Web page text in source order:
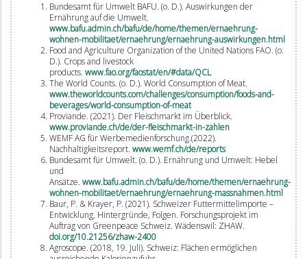
Bundesamt für Umwelt BAFU. (o. D.). Auswirkungen der
Ernährung auf die Umwelt.
www.bafu.admin.ch/bafu/de/home/themen/ernaehrung-
wohnen-mobilitaet/ernaehrung/ernaehrung-auswirkungen.html
Food and Agriculture Organization of the United Nations FAO. (o.
D.). Crops and livestock
products. www.fao.org/faostat/en/#data/QCL
The World Counts. (o. D.). World Consumption of Meat.
www.theworldcounts.com/challenges/consumption/foods-and-
beverages/world-consumption-of-meat
Proviande. (2021). Der Fleischmarkt im Überblick.
www.proviande.ch/de/der-fleischmarkt-in-zahlen
WEMF AG für Werbemedienforschung.(2022).
Nachhaltigkeitsreport. www.wemf.ch/de/reports
Bundesamt für Umwelt. (o. D.). Ernährung und Umwelt: Hebel
und
Ansätze. www.bafu.admin.ch/bafu/de/home/themen/ernaehrung-
wohnen-mobilitaet/ernaehrung/ernaehrung-massnahmen.html
Baur, P. & Krayer, P. (2021). Schweizer Futtermittelimporte –
Entwicklung, Hintergründe, Folgen. Forschungsprojekt im
Auftrag von Greenpeace Schweiz. Wädenswil: ZHAW.
doi.org/10.21256/zhaw-2400
Agroscope. (2018, 19. Juli). Schweiz: Flächen ermöglichen